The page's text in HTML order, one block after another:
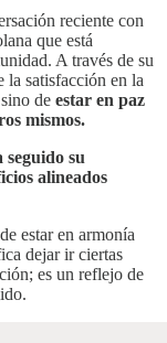
reciente con
que está
A través de su
la satisfacción en la
de estar en paz
mismos.
seguido su
alineados
estar en armonía
dejar ir ciertas
es un reflejo de